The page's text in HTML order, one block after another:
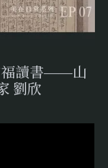
福讀書——山
劉欣